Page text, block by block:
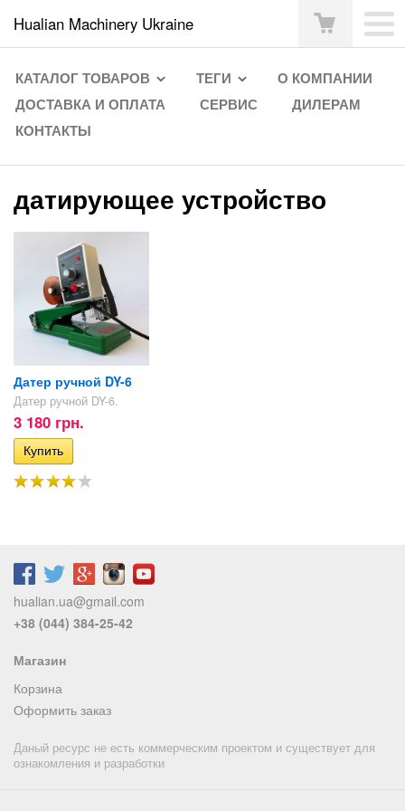
Hualian Machinery Ukraine
КАТАЛОГ ТОВАРОВ ТЕГИ
О КОМПАНИИ
ДОСТАВКА И ОПЛАТА
СЕРВИС
ДИЛЕРАМ
КОНТАКТЫ
датирующее устройство
Датер ручной DY-6
Датер ручной DY-6.
3 180 грн.
hualian.ua@gmail.com
+38 (044) 384-25-42
Магазин
Корзина
Оформить заказ
Даный ресурс не есть коммерческим проектом и существует для
ознакомления и разработки